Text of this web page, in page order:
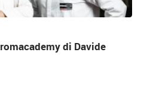
di Davide